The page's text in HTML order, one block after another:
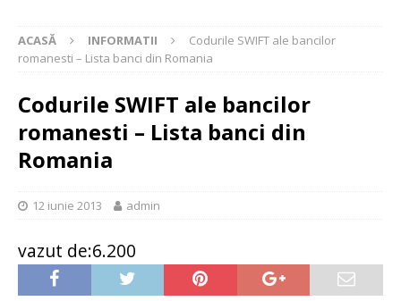
ACASĂ INFORMATII
Codurile SWIFT ale bancilor
romanesti – Lista banci din Romania
Codurile SWIFT ale bancilor
romanesti – Lista banci din
Romania
12 iunie 2013 admin
vazut de:6.200